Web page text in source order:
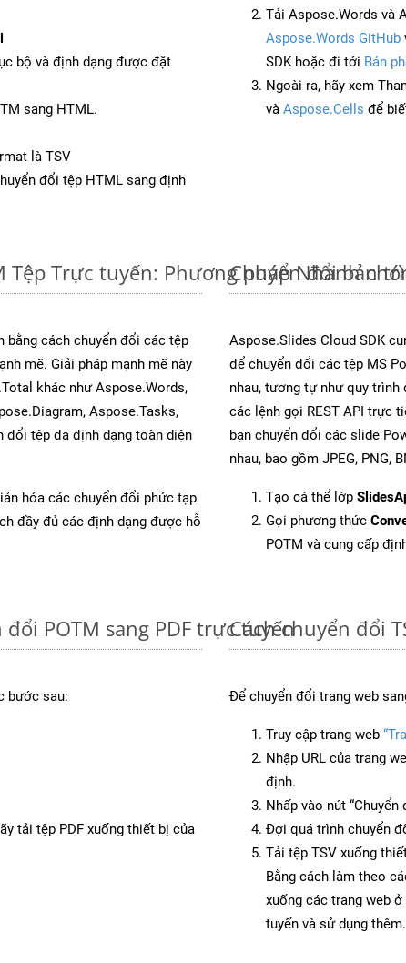
bộ và định dạng được đặt
sang HTML.
là TSV
đổi tệp HTML sang định
Tải Aspose.Words và
Aspose.Words GitHub
SDK hoặc đi tới Bản
Ngoài ra, hãy xem
và Aspose.Cells để
Tệp Trực tuyến: Phương pháp Nhanh
bằng cách chuyển đổi các tệp
mẽ. Giải pháp mạnh mẽ này
khác như Aspose.Words,
Aspose.Tasks,
đổi tệp đa định dạng toàn diện
hóa các chuyển đổi phức tạp
đầy đủ các định dạng được hỗ
Chuyển đổi bản
Aspose.Slides Cloud SDK
để chuyển đổi các tệp MS
nhau, tương tự như quy
các lệnh gọi REST API trực
bạn chuyển đổi các slide
nhau, bao gồm JPEG, PNG,
Tạo cá thể lớp
Gọi phương thức
POTM và cung cấp
POTM sang PDF trực tuyến
bước sau:
tải tệp PDF xuống thiết bị của
Cách chuyển đổi
Để chuyển đổi trang web
Truy cập trang web
Nhập URL của trang
định.
Nhấp vào nút
Đợi quá trình chuyển
Tải tệp TSV xuống
Bằng cách làm theo
xuống các trang web
tuyến và sử dụng thêm.